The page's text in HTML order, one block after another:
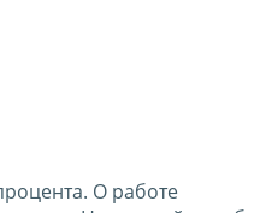
О работе